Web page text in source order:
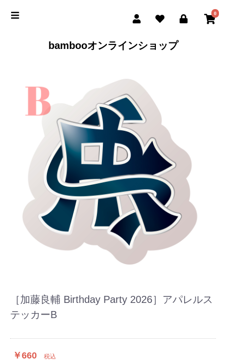
0
bambooオンラインショップ
［加藤良輔 Birthday Party 2026］アパレルス
テッカーB
￥660 税込